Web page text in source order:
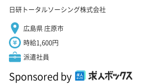
日研トータルソーシング株式会社
広島県 庄原市
時給1,600円
派遣社員
Sponsored by